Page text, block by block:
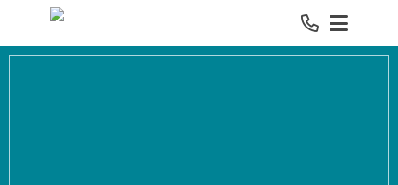
Spring naar inhoud